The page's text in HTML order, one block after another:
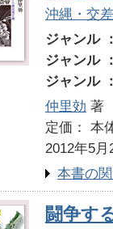
沖縄・交
ジャンル
ジャンル
ジャンル
仲里効 著
定価：
2012年5月
本書の
闘争す